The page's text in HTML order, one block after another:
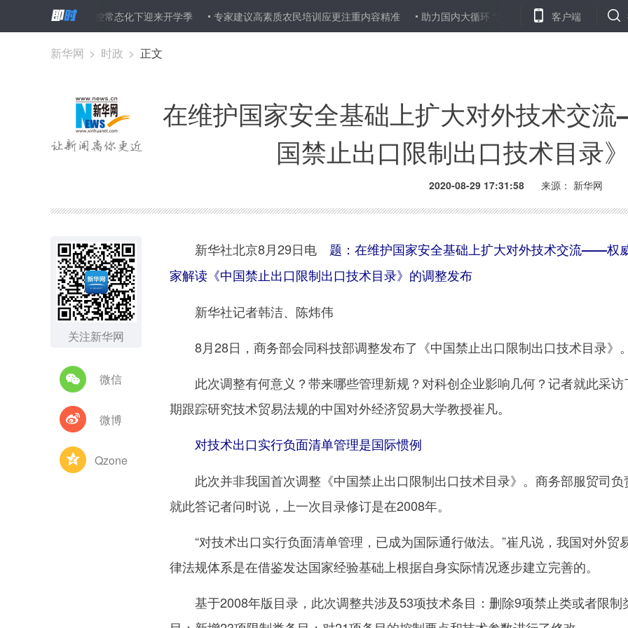
东在疫情防控常态化下迎来开学季 专家建议高素质农民培训应更注重内容精准 助力国内大循环 “新消费·爱生活——山东消费年”启动
客户端
新华网 > 时政 > 正文
在维护国家安全基础上扩大对外技术交
国禁止出口限制出口技术目录
2020-08-29 17:31:58 来源： 新华网
关注新华网
微信
微博
Qzone
新华社北京8月29日电 题：在维护国家安全基础上扩大对外技术交流——权
家解读《中国禁止出口限制出口技术目录》的调整发布
新华社记者韩洁、陈炜伟
8月28日，商务部会同科技部调整发布了《中国禁止出口限制出口技术目录》。
此次调整有何意义？带来哪些管理新规？对科创企业影响几何？记者就此采访
期跟踪研究技术贸易法规的中国对外经济贸易大学教授崔凡。
对技术出口实行负面清单管理是国际惯例
此次并非我国首次调整《中国禁止出口限制出口技术目录》。商务部服贸司负
就此答记者问时说，上一次目录修订是在2008年。
“对技术出口实行负面清单管理，已成为国际通行做法。”崔凡说，我国对外贸
律法规体系是在借鉴发达国家经验基础上根据自身实际情况逐步建立完善的。
基于2008年版目录，此次调整共涉及53项技术条目：删除9项禁止类或者限制